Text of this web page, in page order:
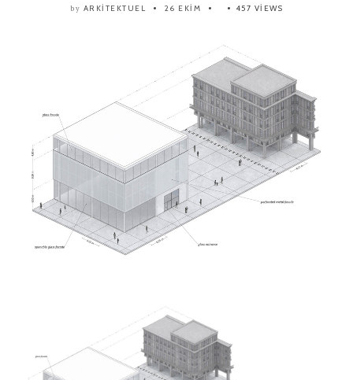
by ARKITEKTUEL 26 EKIM 457 VIEWS